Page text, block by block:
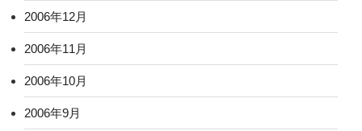
2006年12月
2006年11月
2006年10月
2006年9月